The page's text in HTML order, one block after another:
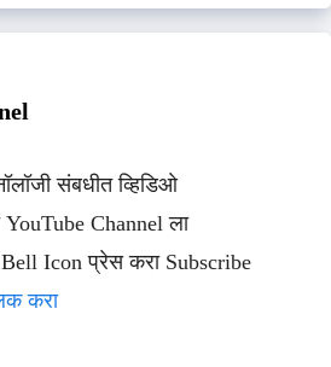
संबधीत व्हिडिओ
YouTube Channel ला
Icon प्रेस करा Subscribe
करा